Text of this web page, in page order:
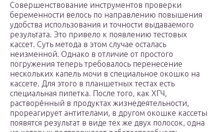
Совершенствование инструментов проверки
беременности велось по направлению повышения
удобства использования и точности выдаваемого
результата. Это привело к появлению тестовых
кассет. Суть метода в этом случае осталась
неизменной. Однако в отличие от простого
погружения теперь требовалось перенесение
нескольких капель мочи в специальное окошко на
кассете. Для этого в планшетных тестах есть
специальная пипетка. После того, как ХГЧ,
растворённый в продуктах жизнедеятельности,
прореагирует антителами, в другом окошке кассеты
появятся результат в виде тех же двух полосок, одна